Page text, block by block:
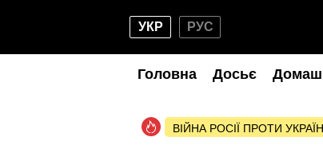
УКР РУС
Головна Досьє
ВІЙНА РОСІЇ ПРОТИ